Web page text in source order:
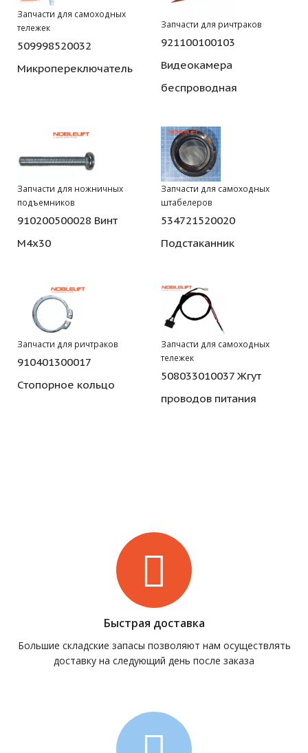
Запчасти для самоходных
тележек
509998520032
Микропереключатель
Запчасти для ричтраков
921100100103
Видеокамера
беспроводная
Запчасти для ножничных
подъемников
910200500028 Винт
М4х30
Запчасти для самоходных
штабелеров
534721520020
Подстаканник
Запчасти для ричтраков
910401300017
Стопорное кольцо
Запчасти для самоходных
тележек
508033010037 Жгут
проводов питания
Быстрая доставка
Большие складские запасы позволяют нам осуществлять
доставку на следующий день после заказа